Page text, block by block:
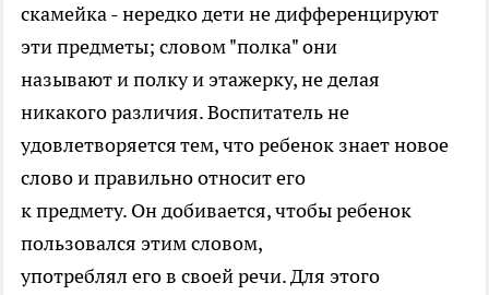
скамейка - нередко дети не дифференцируют
эти предметы; словом "полка" они
называют и полку и этажерку, не делая
никакого различия. Воспитатель не
удовлетворяется тем, что ребенок знает новое
слово и правильно относит его
к предмету. Он добивается, чтобы ребенок
пользовался этим словом,
употреблял его в своей речи. Для этого